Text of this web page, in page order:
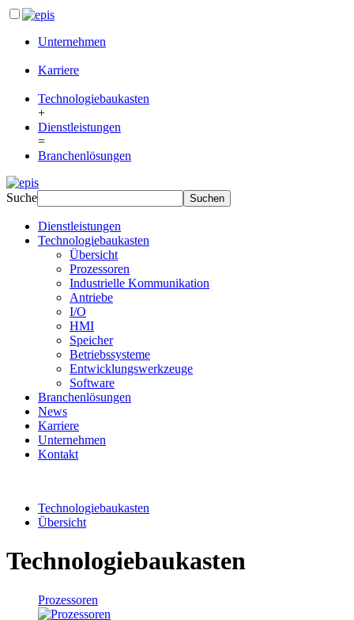
Unternehmen
Karriere
Technologiebaukasten
+
Dienstleistungen
=
Branchenlösungen
Suche
Dienstleistungen
Technologiebaukasten
Übersicht
Prozessoren
Industrielle Kommunikation
Antriebe
I/O
HMI
Speicher
Betriebssysteme
Entwicklungswerkzeuge
Software
Branchenlösungen
News
Karriere
Unternehmen
Kontakt
Technologiebaukasten
Übersicht
Technologiebaukasten
Prozessoren